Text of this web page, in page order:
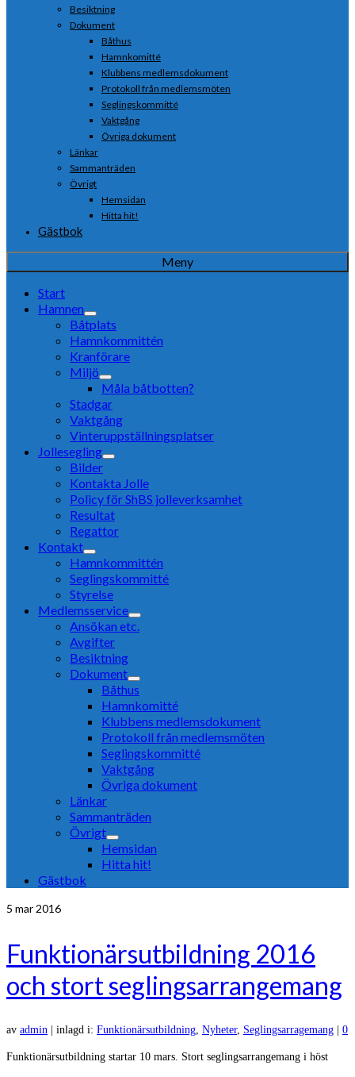
Besiktning
Dokument
Båthus
Hamnkomitté
Klubbens medlemsdokument
Protokoll från medlemsmöten
Seglingskommitté
Vaktgång
Övriga dokument
Länkar
Sammanträden
Övrigt
Hemsidan
Hitta hit!
Gästbok
Meny
Start
Hamnen
Båtplats
Hamnkommittén
Kranförare
Miljö
Måla båtbotten?
Stadgar
Vaktgång
Vinteruppställningsplatser
Jollesegling
Bilder
Kontakta Jolle
Policy för ShBS jolleverksamhet
Resultat
Regattor
Kontakt
Hamnkommittén
Seglingskommitté
Styrelse
Medlemsservice
Ansökan etc.
Avgifter
Besiktning
Dokument
Båthus
Hamnkomitté
Klubbens medlemsdokument
Protokoll från medlemsmöten
Seglingskommitté
Vaktgång
Övriga dokument
Länkar
Sammanträden
Övrigt
Hemsidan
Hitta hit!
Gästbok
5 mar 2016
Funktionärsutbildning 2016
och stort seglingsarrangemang
av admin inlagd i: Funktionärsutbildning, Nyheter, Seglingsarragemang 0
Funktionärsutbildning startar 10 mars. Stort seglingsarrangemang i höst